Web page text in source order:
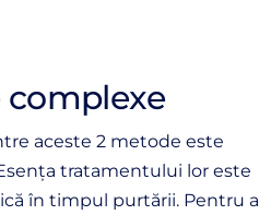
complexe
aceste 2 metode este
tratamentului lor este
în timpul purtării. Pentru a